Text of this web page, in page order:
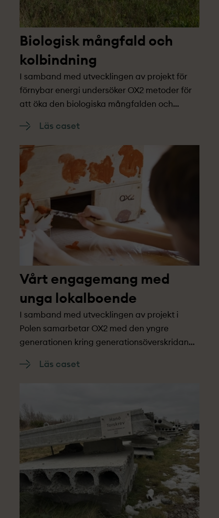
Biologisk mångfald och
kolbindning
I samband med utvecklingen av projekt­ för
förnybar energi undersöker OX2 metoder för
att öka den biologiska mångfalden och
Läs caset
Vårt engagemang med
unga lokalboende
I samband med utvecklingen av projekt­ i
Polen samarbetar OX2 med den yngre
generationen kring generationsöverskridande
Läs caset